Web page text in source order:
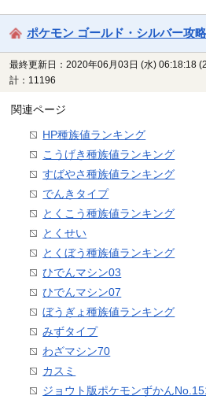
ポケモン ゴールド・シルバー攻
最終更新日：2020年06月03日 (水) 06:18:18
計：11196
関連ページ
HP種族値ランキング
こうげき種族値ランキング
すばやさ種族値ランキング
でんきタイプ
とくこう種族値ランキング
とくせい
とくぼう種族値ランキング
ひでんマシン03
ひでんマシン07
ぼうぎょ種族値ランキング
みずタイプ
わざマシン70
カスミ
ジョウト版ポケモンずかん